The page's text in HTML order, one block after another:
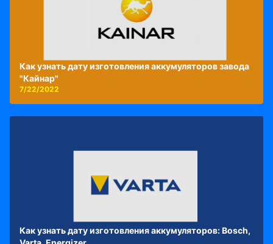
Как узнать дату изготовления аккумуляторов завода
"Кайнар"
7/22/2022
Как узнать дату изготовления аккумуляторов: Bosch,